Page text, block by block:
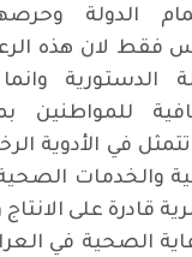
الدولة
فقط لان هذه
الدستورية
للمواطنين
تتمثل في الأدوية
والخدمات
قادرة على الانتاج
الصحية في